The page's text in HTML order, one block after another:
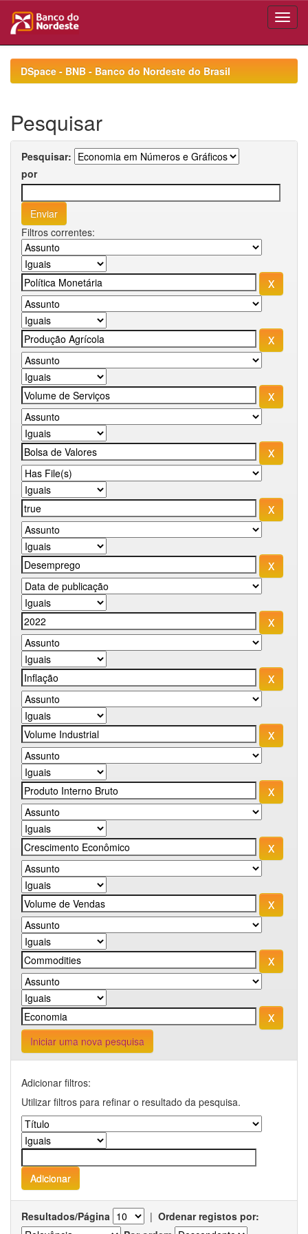
navigationDSpace - BNB - Banco do Nordeste do Brasil
Pesquisar
Pesquisar:
por
Filtros correntes:
Iniciar uma nova pesquisa
Adicionar filtros:
Utilizar filtros para refinar o resultado da pesquisa.
Resultados/Página | Ordenar registos por: